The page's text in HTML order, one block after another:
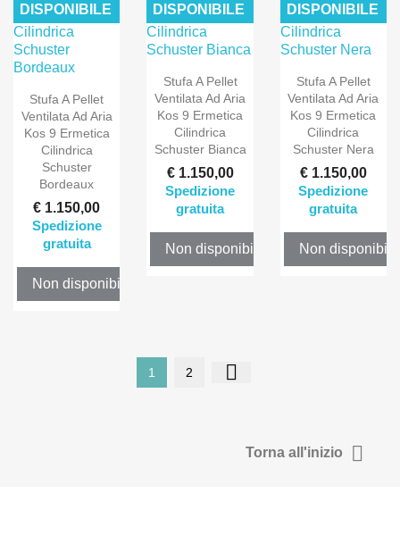
DISPONIBILE
Stufa A Pellet
Ventilata Ad Aria
Kos 9 Ermetica
Cilindrica
Schuster
Bordeaux
€ 1.150,00
Spedizione
gratuita
Non disponibile
DISPONIBILE
Stufa A Pellet
Ventilata Ad Aria
Kos 9 Ermetica
Cilindrica
Schuster Bianca
€ 1.150,00
Spedizione
gratuita
Non disponibile
DISPONIBILE
Stufa A Pellet
Ventilata Ad Aria
Kos 9 Ermetica
Cilindrica
Schuster Nera
€ 1.150,00
Spedizione
gratuita
Non disponibile
1 2 
Torna all'inizio 